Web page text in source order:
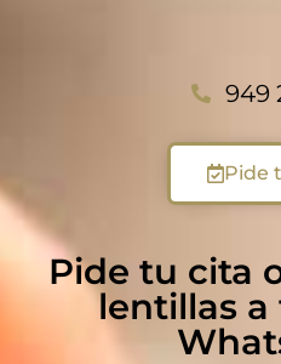
949
Pide
Pide tu cita
lentillas a